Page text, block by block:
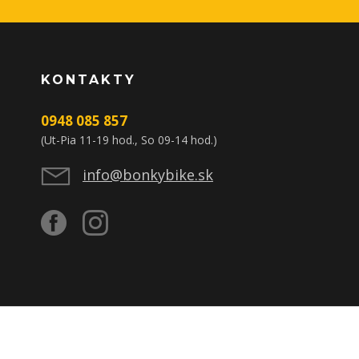
KONTAKTY
0948 085 857
(Ut-Pia 11-19 hod., So 09-14 hod.)
info@bonkybike.sk